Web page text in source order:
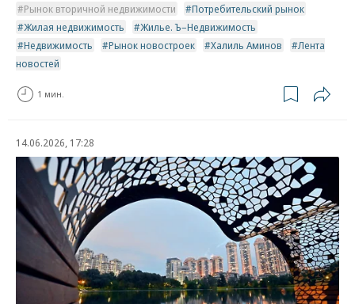
Рынок вторичной недвижимости
Потребительский рынок
Жилая недвижимость
Жилье. Ъ–Недвижимость
Недвижимость
Рынок новостроек Халиль Аминов
Лента
новостей
1 мин.
14.06.2026, 17:28